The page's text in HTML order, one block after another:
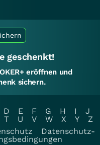
geschenkt!
eröffnen und
sichern.
D E F G H I
J
T U V W X Y
Z
Datenschutz-